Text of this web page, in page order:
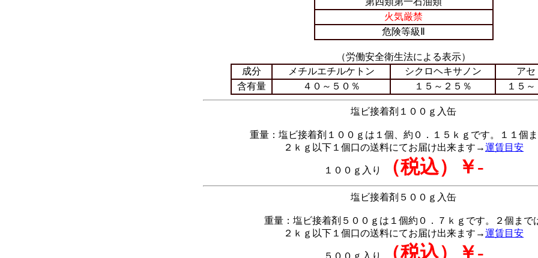
火気厳禁
危険等級Ⅱ
（労働安全衛生法による表示）
成分
メチルエチルケトン シクロヘキサノン
アセ
含有量
４０～５０％ １５～２５％ １５
塩ビ接着剤１００ｇ入缶
重量：塩ビ接着剤１００ｇは１個、約０．１５ｋｇです。１１個
２ｋｇ以下１個口の送料にてお届け出来ます→運賃目安
１００ｇ入り （税込）￥-
塩ビ接着剤５００ｇ入缶
重量：塩ビ接着剤５００ｇは１個約０．７ｋｇです。２個まで
２ｋｇ以下１個口の送料にてお届け出来ます→運賃目安
５００ｇ入り （税込）￥-